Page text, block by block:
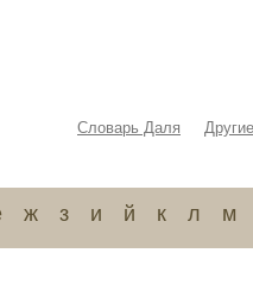
Словарь Даля
ж з и й к л м